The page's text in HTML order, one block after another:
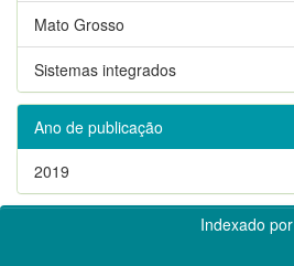
Mato Grosso
Sistemas integrados
Ano de publicação
2019
Indexado por